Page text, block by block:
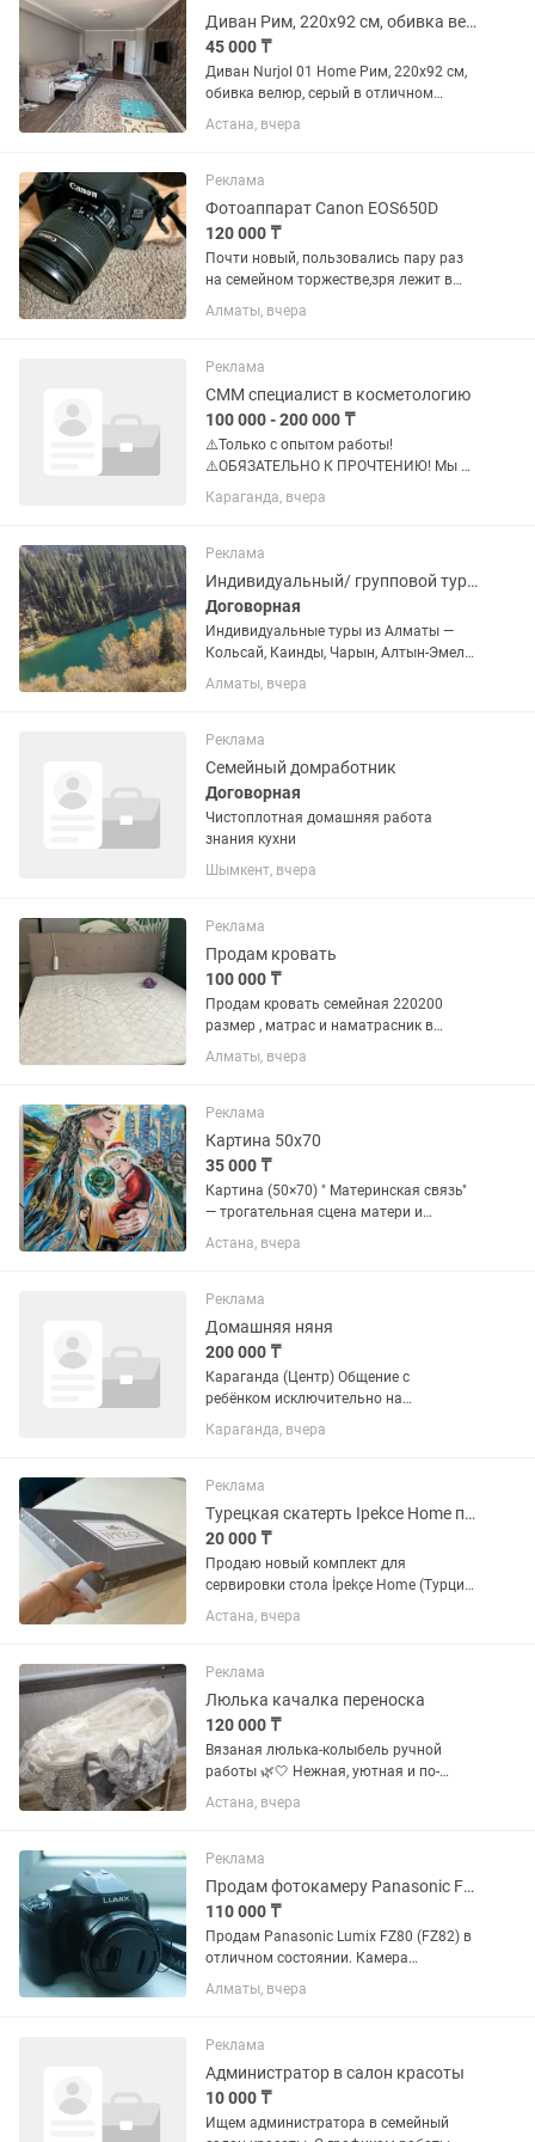
Диван Рим, 220х92 см, обивка велюр, серый
45 000 ₸
Диван Nurjol 01 Home Рим, 220х92 см,
обивка велюр, серый в отличном
состоянии в феврале сделали
химчистку Диван прямой Рим —
для вашей гостиной, которое сочетает
в...
Астана, вчера
Реклама
Фотоаппарат Canon EOS650D
120 000 ₸
Почти новый, пользовались пару раз
на семейном торжестве,зря лежит в
коробке.В комплекте 2 объектива(18-55
и 55-250 зум), зарядка, инструкция,
за фотоаппарат 120...
Алматы, вчера
Реклама
СММ специалист в косметологию
100 000 - 200 000 ₸
⚠️Только с опытом работы!
⚠️ОБЯЗАТЕЛЬНО К ПРОЧТЕНИЮ! Мы в
поисках креативного смм специалиста
на постоянную работу, в
ОФИЦИАЛЬНОЕ ТРУДОУСТРОЙСТВО !!!
Свободный график...
Караганда, вчера
Реклама
Индивидуальный/ групповой тур Кольсай, Каинды и Чарынский каньон из Алматы
Договорная
Индивидуальные туры из Алматы —
Кольсай, Каинды, Чарын, Алтын-Эмель!
Предоставляем встречу и
сопровождение гостей, приезжающих в
деловые мероприятия и форумы —...
Алматы, вчера
Реклама
Семейный домработник
Договорная
Чистоплотная домашняя работа
знания кухни
Шымкент, вчера
Реклама
Продам кровать
100 000 ₸
Продам кровать семейная 220200
размер , матрас и наматрасник в
подарок
Алматы, вчера
Реклама
Картина 50х70
35 000 ₸
Картина (50×70) " Материнская связь"
— трогательная сцена матери и
ребёнка. Символ любви, защиты и
света, который наполняет
Идеально для интерьера, где важны
уют и...
Астана, вчера
Реклама
Домашняя няня
200 000 ₸
Караганда (Центр) Общение с
ребёнком исключительно на
английском языке в течение рабочего
времени. Ищем няню на долгосрочное
1,5 года. В течение ближайших шести...
Караганда, вчера
Реклама
Турецкая скатерть Ipekce Home полный комплект, новая
20 000 ₸
Продаю новый комплект для
сервировки стола İpekçe Home (Турция)
в заводской упаковке. В комплект
входит: Скатерть 160×220 см; Раннер
Астана, вчера
Реклама
Люлька качалка переноска
120 000 ₸
Вязаная люлька-колыбель ручной
работы 🌿🤍 Нежная, уютная и по-
настоящему особенная люлька для
первых месяцев жизни малыша.
Астана, вчера
Реклама
Продам фотокамеру Panasonic FZ-80
110 000 ₸
Продам Panasonic Lumix FZ80 (FZ82) в
отличном состоянии. Камера
оснащена мощным 60-кратным
оптическим зумом (20–1200 мм),
объекты, природу, путешествия и
семейные...
Алматы, вчера
Реклама
Администратор в салон красоты
10 000 ₸
Ищем администратора в семейный